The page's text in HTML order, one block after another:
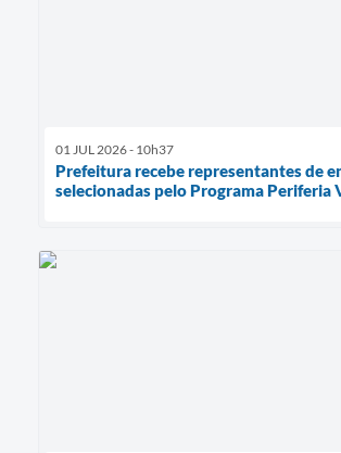
01 JUL 2026 - 10h37
Prefeitura recebe representantes de
selecionadas pelo Programa Periferia